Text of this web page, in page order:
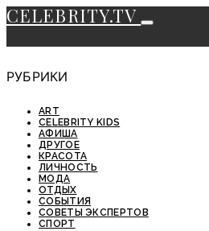
CELEBRITY.TV
РУБРИКИ
ART
CELEBRITY KIDS
АФИША
ДРУГОЕ
КРАСОТА
ЛИЧНОСТЬ
МОДА
ОТДЫХ
СОБЫТИЯ
СОВЕТЫ ЭКСПЕРТОВ
СПОРТ